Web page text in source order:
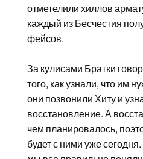
отметелили хиллов
каждый из Бесчестия
фейсов.
За кулисами Братки
того, как узнали, что им
они позвонили Хиту и
восстановление. А
чем планировалось,
будет с ними уже